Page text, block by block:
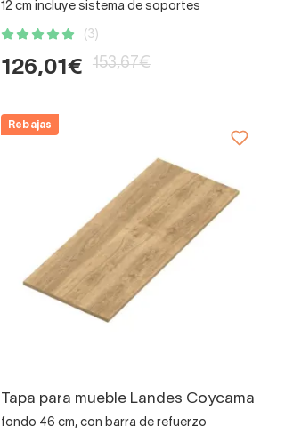
12 cm incluye sistema de soportes
(3)
126,01€ 153,67€
Rebajas
Tapa para mueble Landes Coycama
fondo 46 cm, con barra de refuerzo